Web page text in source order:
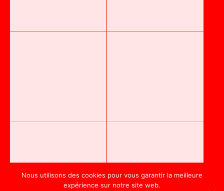
Nous utilisons des cookies pour vous garantir la meilleure
expérience sur notre site web.